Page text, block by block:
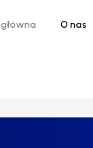
O nas